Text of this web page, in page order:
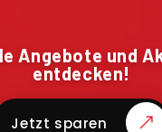
Angebote und
entdecken!
Jetzt sparen